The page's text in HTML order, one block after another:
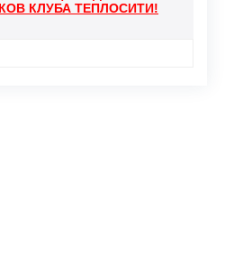
КЛУБА ТЕПЛОСИТИ!